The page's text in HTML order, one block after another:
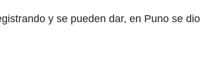
y se pueden dar, en Puno se dio